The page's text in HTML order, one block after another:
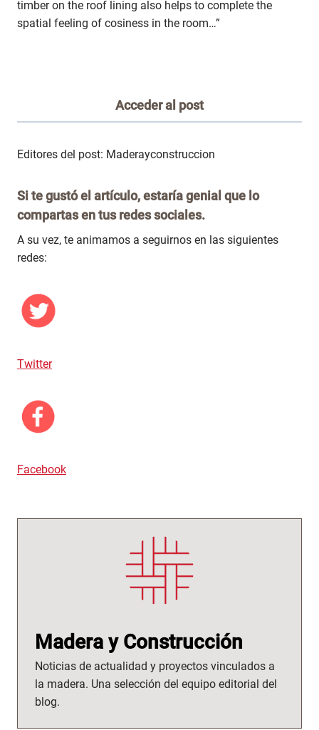
timber on the roof lining also helps to complete the
spatial feeling of cosiness in the room…”
Acceder al post
Editores del post: Maderayconstruccion
Si te gustó el artículo, estaría genial que lo
compartas en tus redes sociales.
A su vez, te animamos a seguirnos en las siguientes
redes:
Twitter
Facebook
Madera y Construcción
Noticias de actualidad y proyectos vinculados a
la madera. Una selección del equipo editorial del
blog.